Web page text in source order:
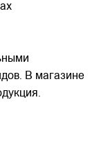
В магазине